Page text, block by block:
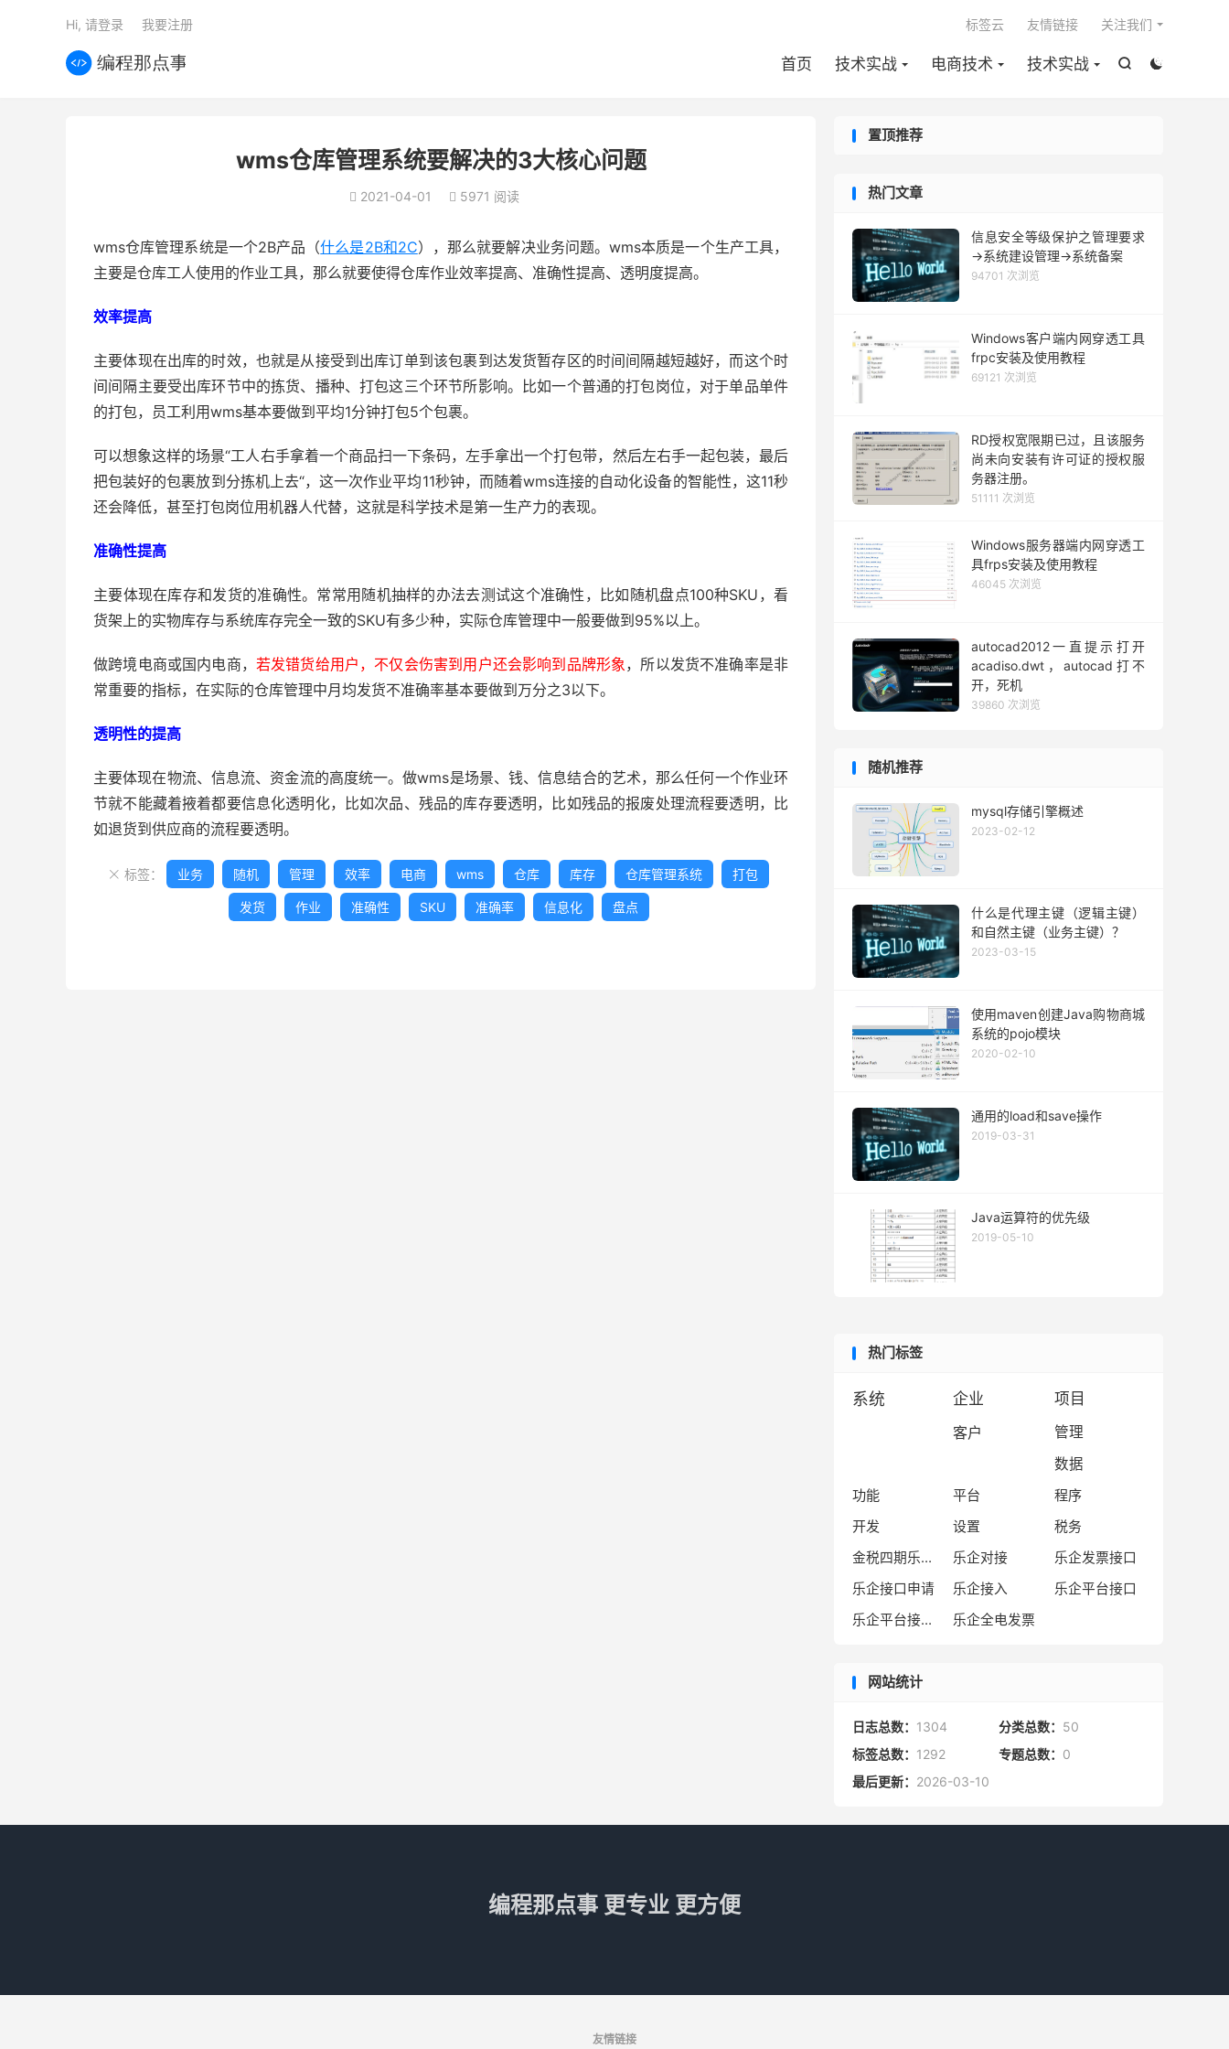


首页 技术实战 电商技术 技术实战
标签云 友情链接 关注我们
Hi, 请登录 我要注册
wms仓库管理系统要解决的3大核心问题
 2021-04-01  5971 阅读
wms仓库管理系统是一个2B产品（什么是2B和2C），那么就要解决业务问题。wms本质是一个生产工具，
主要是仓库工人使用的作业工具，那么就要使得仓库作业效率提高、准确性提高、透明度提高。
效率提高
主要体现在出库的时效，也就是从接受到出库订单到该包裹到达发货暂存区的时间间隔越短越好，而这个时
间间隔主要受出库环节中的拣货、播种、打包这三个环节所影响。比如一个普通的打包岗位，对于单品单件
的打包，员工利用wms基本要做到平均1分钟打包5个包裹。
可以想象这样的场景“工人右手拿着一个商品扫一下条码，左手拿出一个打包带，然后左右手一起包装，最后
把包装好的包裹放到分拣机上去“，这一次作业平均11秒钟，而随着wms连接的自动化设备的智能性，这11秒
还会降低，甚至打包岗位用机器人代替，这就是科学技术是第一生产力的表现。
准确性提高
主要体现在库存和发货的准确性。常常用随机抽样的办法去测试这个准确性，比如随机盘点100种SKU，看
货架上的实物库存与系统库存完全一致的SKU有多少种，实际仓库管理中一般要做到95%以上。
做跨境电商或国内电商， 若发错货给用户，不仅会伤害到用户还会影响到品牌形象，所以发货不准确率是非
常重要的指标，在实际的仓库管理中月均发货不准确率基本要做到万分之3以下。
透明性的提高
主要体现在物流、信息流、资金流的高度统一。做wms是场景、钱、信息结合的艺术，那么任何一个作业环
节就不能藏着掖着都要信息化透明化，比如次品、残品的库存要透明，比如残品的报废处理流程要透明，比
如退货到供应商的流程要透明。
 标签： 业务 随机 管理 效率 电商 wms 仓库 库存 仓库管理系统 打包
发货 作业 准确性 SKU 准确率 信息化 盘点
置顶推荐
热门文章
信息安全等级保护之管理要求
→系统建设管理→系统备案
94701 次浏览
Windows客户端内网穿透工具
frpc安装及使用教程
69121 次浏览
RD授权宽限期已过，且该服务
尚未向安装有许可证的授权服
务器注册。
51111 次浏览
Windows服务器端内网穿透工
具frps安装及使用教程
46045 次浏览
autocad2012一直提示打开
acadiso.dwt，autocad打不
开，死机
39860 次浏览
随机推荐
mysql存储引擎概述
2023-02-12
什么是代理主键（逻辑主键）
和自然主键（业务主键）？
2023-03-15
使用maven创建Java购物商城
系统的pojo模块
2020-02-10
通用的load和save操作
2019-03-31
Java运算符的优先级
2019-05-10
热门标签
系统 企业
项目
客户
管理
数据
功能
平台
程序
开发
设置
税务
金税四期乐企平台
乐企对接
乐企发票接口
乐企接口申请
乐企接入
乐企平台接口
乐企平台接口文档
乐企全电发票
网站统计
日志总数： 1304 分类总数： 50
标签总数： 1292 专题总数： 0
最后更新： 2026-03-10
编程那点事 更专业 更方便
友情链接